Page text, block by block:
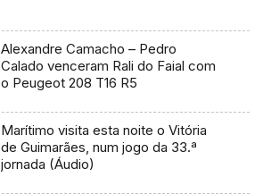
Alexandre Camacho – Pedro
Calado venceram Rali do Faial com
o Peugeot 208 T16 R5
Marítimo visita esta noite o Vitória
de Guimarães, num jogo da 33.ª
jornada (Áudio)